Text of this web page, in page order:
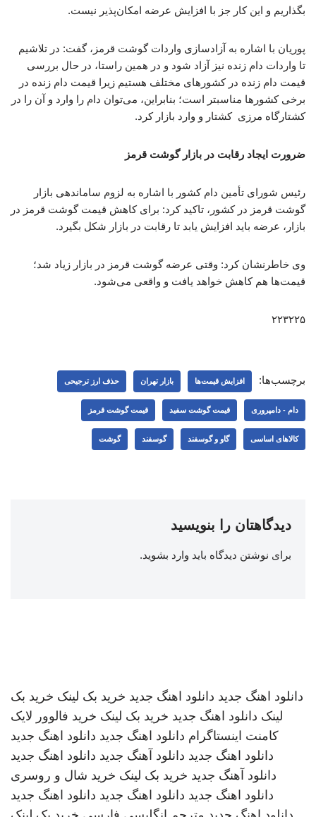
بگذاریم و این کار جز با افزایش عرضه امکان‌پذیر نیست.
پوریان با اشاره به آزادسازی واردات گوشت قرمز، گفت: در تلاشیم
تا واردات دام زنده نیز آزاد شود و در همین راستا، در حال بررسی
قیمت دام زنده در کشورهای مختلف هستیم زیرا قیمت دام زنده در
برخی کشورها مناسبتر است؛ بنابراین، می‌توان دام را وارد و آن را در
کشتارگاه مرزی کشتار و وارد بازار کرد.
ضرورت ایجاد رقابت در بازار گوشت قرمز
رئیس شورای تأمین دام کشور با اشاره به لزوم ساماندهی بازار
گوشت قرمز در کشور، تاکید کرد: برای کاهش قیمت گوشت قرمز در
بازار، عرضه باید افزایش یابد تا رقابت در بازار شکل بگیرد.
وی خاطرنشان کرد: وقتی عرضه گوشت قرمز در بازار زیاد شد؛
قیمت‌ها هم کاهش خواهد یافت و واقعی می‌شود.
۲۲۳۲۲۵
برچسب‌ها: افزایش قیمت‌ها بازار تهران حذف ارز ترجیحی
دام - دامپروری قیمت گوشت سفید قیمت گوشت قرمز
کالاهای اساسی گاو و گوسفند گوسفند گوشت
دیدگاهتان را بنویسید
برای نوشتن دیدگاه باید وارد بشوید.
دانلود اهنگ جدید دانلود اهنگ جدید خرید بک لینک خرید بک
لینک دانلود اهنگ جدید خرید بک لینک خرید فالوور لایک
کامنت اینستاگرام دانلود اهنگ جدید دانلود اهنگ جدید
دانلود اهنگ جدید دانلود آهنگ جدید دانلود اهنگ جدید
دانلود آهنگ جدید خرید بک لینک خرید شال و روسری
دانلود اهنگ جدید دانلود اهنگ جدید دانلود اهنگ جدید